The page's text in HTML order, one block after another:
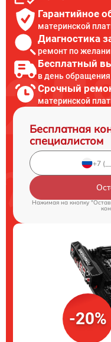
Гарантийное
материнской
Диагностика
ремонт по
Бесплатный
в день обращения
Срочный
материнской
Бесплатная
специалистом
Нажимая на кнопку
-20%